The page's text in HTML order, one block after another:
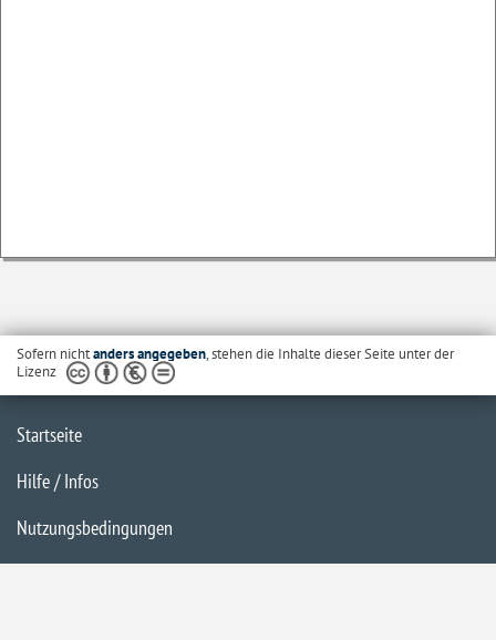
Sofern nichtanders angegeben, stehen die Inhalte dieser Seite unter der
Lizenz
Startseite
Hilfe / Infos
Nutzungsbedingungen